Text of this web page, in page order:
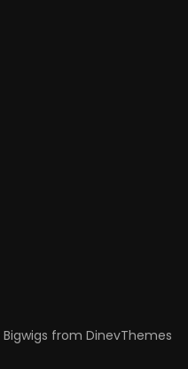
Bigwigs from DinevThemes